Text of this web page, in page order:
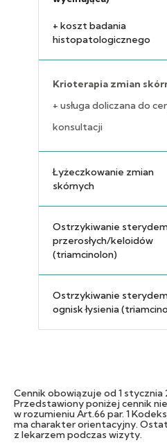
+ koszt badania
histopatologicznego
Krioterapia zmian
+ usługa doliczana do
konsultacji
Łyżeczkowanie zmian
skórnych
Ostrzykiwanie
przerosłych/keloidów
(triamcinolon)
Ostrzykiwanie
ognisk łysienia
Cennik obowiązuje od 1 stycznia
Przedstawiony poniżej cennik
w rozumieniu Art.66 par. 1
ma charakter orientacyjny.
z lekarzem podczas wizyty.